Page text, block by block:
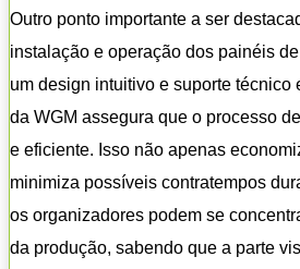
Outro ponto importante a ser
instalação e operação dos painéis
um design intuitivo e suporte
da WGM assegura que o processo
e eficiente. Isso não apenas
minimiza possíveis contratempos
os organizadores podem se
da produção, sabendo que a parte